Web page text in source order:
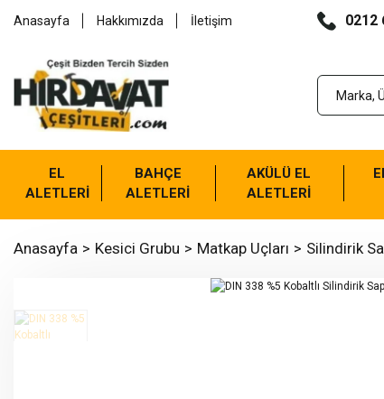
Anasayfa Hakkımızda İletişim 0212
EL
ALETLERİ
BAHÇE
ALETLERİ
AKÜLÜ EL
ALETLERİ
Anasayfa Kesici Grubu Matkap Uçları Silindirik